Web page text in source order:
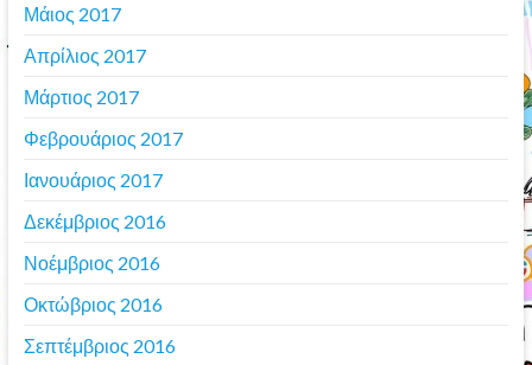
Μάιος 2017
Απρίλιος 2017
Μάρτιος 2017
Φεβρουάριος 2017
Ιανουάριος 2017
Δεκέμβριος 2016
Νοέμβριος 2016
Οκτώβριος 2016
Σεπτέμβριος 2016